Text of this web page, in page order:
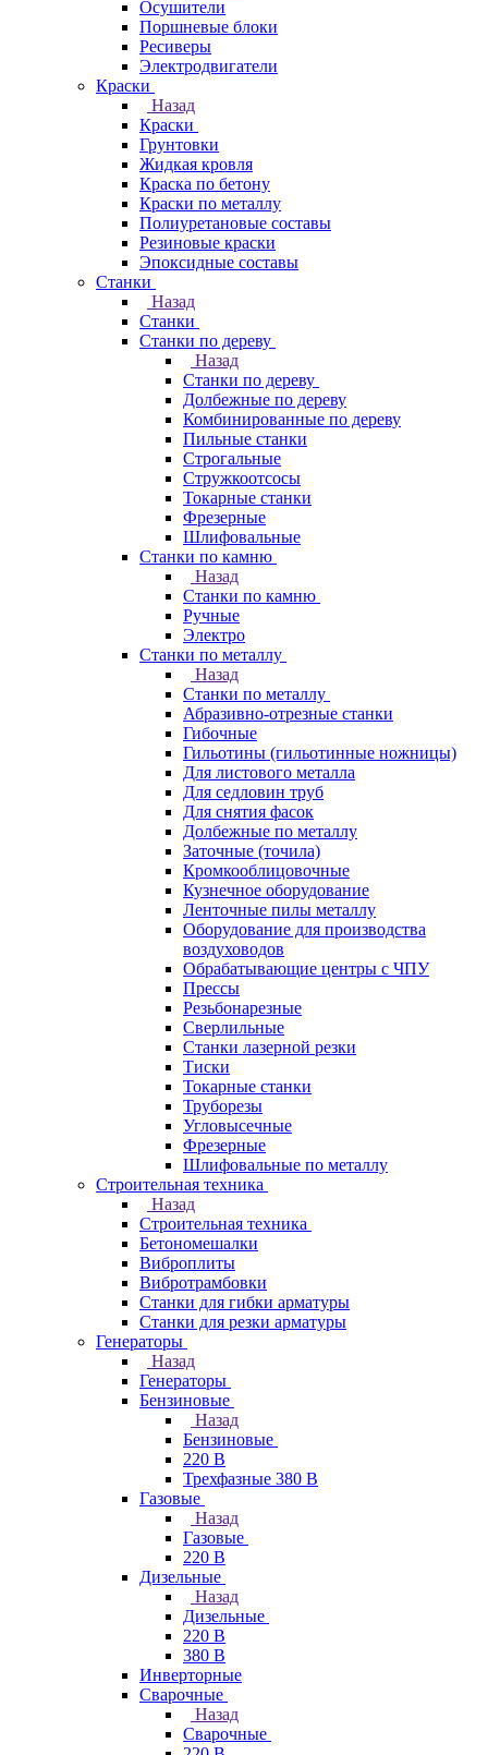
Осушители
Поршневые блоки
Ресиверы
Электродвигатели
Краски
Назад
Краски
Грунтовки
Жидкая кровля
Краска по бетону
Краски по металлу
Полиуретановые составы
Резиновые краски
Эпоксидные составы
Станки
Назад
Станки
Станки по дереву
Назад
Станки по дереву
Долбежные по дереву
Комбинированные по дереву
Пильные станки
Строгальные
Стружкоотсосы
Токарные станки
Фрезерные
Шлифовальные
Станки по камню
Назад
Станки по камню
Ручные
Электро
Станки по металлу
Назад
Станки по металлу
Абразивно-отрезные станки
Гибочные
Гильотины (гильотинные ножницы)
Для листового металла
Для седловин труб
Для снятия фасок
Долбежные по металлу
Заточные (точила)
Кромкооблицовочные
Кузнечное оборудование
Ленточные пилы металлу
Оборудование для производства
воздуховодов
Обрабатывающие центры с ЧПУ
Прессы
Резьбонарезные
Сверлильные
Станки лазерной резки
Тиски
Токарные станки
Труборезы
Угловысечные
Фрезерные
Шлифовальные по металлу
Строительная техника
Назад
Строительная техника
Бетономешалки
Виброплиты
Вибротрамбовки
Станки для гибки арматуры
Станки для резки арматуры
Генераторы
Назад
Генераторы
Бензиновые
Назад
Бензиновые
220 В
Трехфазные 380 В
Газовые
Назад
Газовые
220 В
Дизельные
Назад
Дизельные
220 В
380 В
Инверторные
Сварочные
Назад
Сварочные